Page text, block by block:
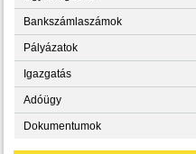
Bankszámlaszámok
Pályázatok
Igazgatás
Adóügy
Dokumentumok